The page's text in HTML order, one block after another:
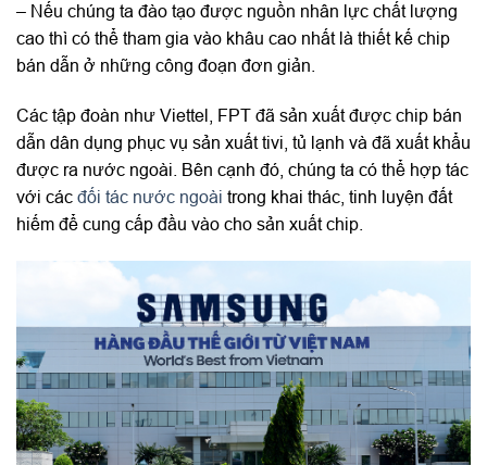
– Nếu chúng ta đào tạo được nguồn nhân lực chất lượng
cao thì có thể tham gia vào khâu cao nhất là thiết kế chip
bán dẫn ở những công đoạn đơn giản.
Các tập đoàn như Viettel, FPT đã sản xuất được chip bán
dẫn dân dụng phục vụ sản xuất tivi, tủ lạnh và đã xuất khẩu
được ra nước ngoài. Bên cạnh đó, chúng ta có thể hợp tác
với các đối tác nước ngoài trong khai thác, tinh luyện đất
hiếm để cung cấp đầu vào cho sản xuất chip.